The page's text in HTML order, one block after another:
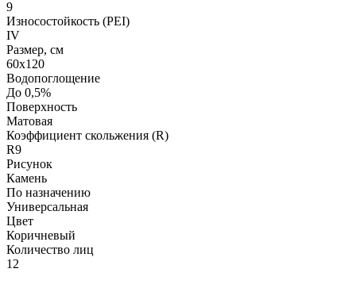
9
Износостойкость (PEI)
IV
Размер, см
60х120
Водопоглощение
До 0,5%
Поверхность
Матовая
Коэффициент скольжения (R)
R9
Рисунок
Камень
По назначению
Универсальная
Цвет
Коричневый
Количество лиц
12